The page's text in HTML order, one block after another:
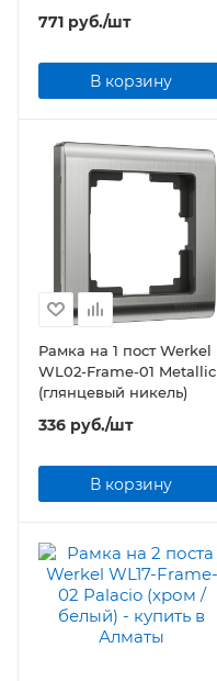
771 руб./шт
В корзину
Рамка на 1 пост Werkel
WL02-Frame-01 Metallic
(глянцевый никель)
336 руб./шт
В корзину